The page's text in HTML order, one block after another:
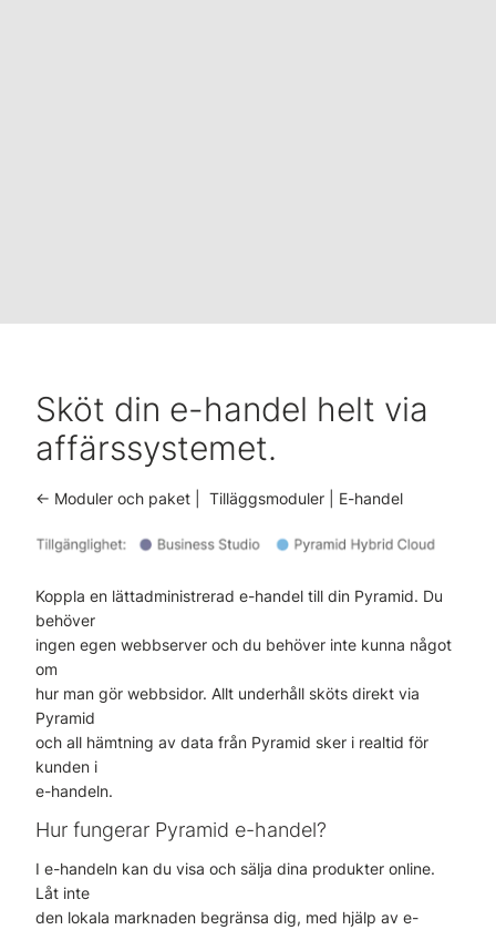
Sköt din e-handel helt via
affärssystemet.
<- Moduler och paket | Tilläggsmoduler | E-handel
Koppla en lättadministrerad e-handel till din Pyramid. Du
behöver
ingen egen webbserver och du behöver inte kunna något
om
hur man gör webbsidor. Allt underhåll sköts direkt via
Pyramid
och all hämtning av data från Pyramid sker i realtid för
kunden i
e-handeln.
Hur fungerar Pyramid e-handel?
I e-handeln kan du visa och sälja dina produkter online.
Låt inte
den lokala marknaden begränsa dig, med hjälp av e-